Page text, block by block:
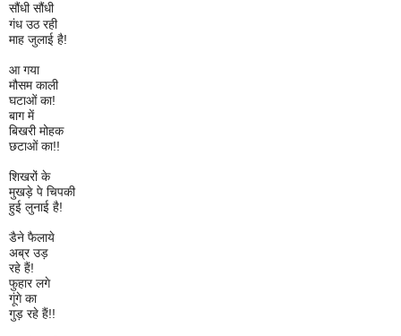
सौंधी सौंधी
गंध उठ रही
माह जुलाई है!
आ गया
मौसम काली
घटाओं का!
बाग में
बिखरी मोहक
छटाओं का!!
शिखरों के
मुखड़े पे चिपकी
हुई लुनाई है!
डैने फैलाये
अब्र उड़
रहे हैं!
फुहार लगे
गूंगे का
गुड़ रहे हैं!!